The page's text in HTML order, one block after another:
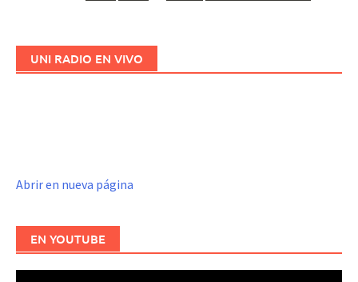
UNI RADIO EN VIVO
Abrir en nueva página
EN YOUTUBE